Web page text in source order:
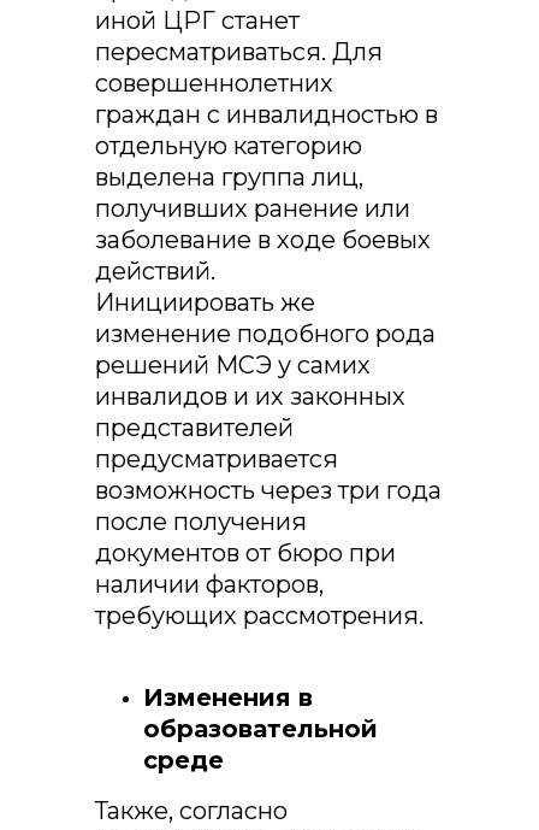
иной ЦРГ станет
пересматриваться. Для
совершеннолетних
граждан с инвалидностью в
отдельную категорию
выделена группа лиц,
получивших ранение или
заболевание в ходе боевых
действий.
Инициировать же
изменение подобного рода
решений МСЭ у самих
инвалидов и их законных
представителей
предусматривается
возможность через три года
после получения
документов от бюро при
наличии факторов,
требующих рассмотрения.
Изменения в
образовательной
среде
Также, согласно